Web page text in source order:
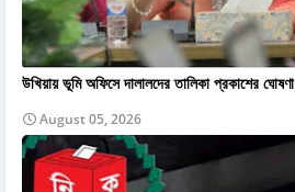
উখিয়ায় ভূমি অফিসে দালালদের তালিকা প্রকাশের ঘোষণা
August 05, 2026